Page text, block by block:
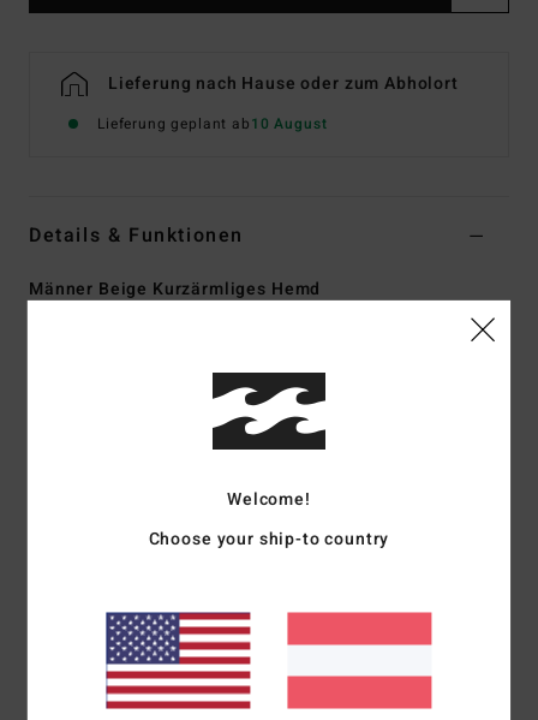
Lieferung nach Hause oder zum Abholort
Lieferung geplant ab10 August
Details & Funktionen
Männer Beige Kurzärmliges Hemd
Bedrucktes Gewebe mit mechanischem Stretch
Zusammensetzung[Hauptstoff] 60 % Baumwolle, 40 %
Welcome!
Choose your ship-to country